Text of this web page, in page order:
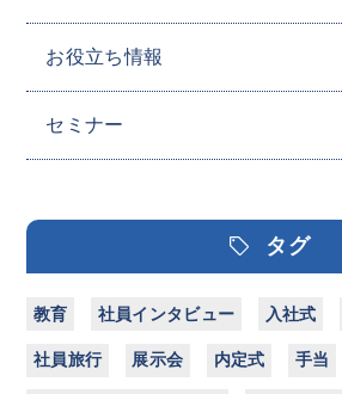
お役立ち情報
セミナー
タグ
教育 社員インタビュー 入社式
社員旅行 展示会 内定式 手当